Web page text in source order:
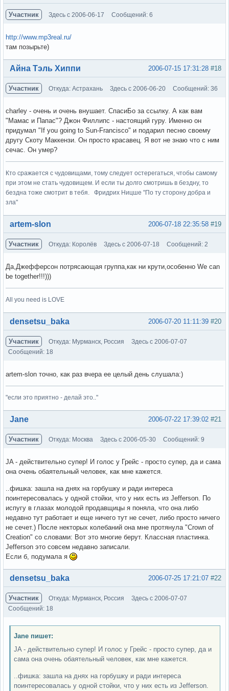
Участник Здесь с 2006-06-17 Сообщений: 6
http://www.mp3real.ru/
там позырьте)
Вне форума #18
2006-07-15 17:31:28
Айна Тэль Хиппи
Участник Откуда: Астрахань Здесь с 2006-06-20 Сообщений: 36
charley - очень и очень внушает. СпасиБо за ссылку. А как вам
"Мамас и Папас"? Джон Филлипс - настоящий гуру. Именно он
придумал "If you going to Sun-Francisco" и подарил песню своему
другу Скоту Маккензи. Он просто красавец. Я вот не знаю что с ним
сечас. Он умер?
Кто сражается с чудовищами, тому следует остерегаться, чтобы самому
при этом не стать чудовищем. И если ты долго смотришь в бездну, то
бездна тоже смотрит в тебя. Фридрих Ницше "По ту сторону добра и
зла"
Вне форума #19
2006-07-18 22:35:58
artem-slon
Участник Откуда: Королёв Здесь с 2006-07-18 Сообщений: 2
Да,Джефферсон потрясающая группа,как ни крути,особенно We can
be together!!!)))
All you need is LOVE
Вне форума #20
2006-07-20 11:11:39
densetsu_baka
Участник Откуда: Мурманск, Россия
Здесь с 2006-07-07
Сообщений: 18
artem-slon точно, как раз вчера ее целый день слушала:)
"если это приятно - делай это.."
Вне форума #21
2006-07-22 17:39:02
Jane
Участник Откуда: Москва Здесь с 2006-05-30 Сообщений: 9
JA - действительно супер! И голос у Грейс - просто супер, да и сама
она очень обаятельный человек, как мне кажется.
..фишка: зашла на днях на горбушку и ради интереса
поинтересовалась у одной стойки, что у них есть из Jefferson. По
испугу в глазах молодой продавщицы я поняла, что она либо
недавно тут работает и еще ничего тут не сечет, либо просто ничего
не сечет.) После некторых колебаний она мне протянула "Crown of
Creation" со словами: Вот это многие берут. Классная пластинка.
Jefferson это совсем недавно записали.
Если б, подумала я
Вне форума #22
2006-07-25 17:21:07
densetsu_baka
Участник Откуда: Мурманск, Россия
Здесь с 2006-07-07
Сообщений: 18
Jane пишет:
JA - действительно супер! И голос у Грейс - просто супер, да и
сама она очень обаятельный человек, как мне кажется.
..фишка: зашла на днях на горбушку и ради интереса
поинтересовалась у одной стойки, что у них есть из Jefferson.